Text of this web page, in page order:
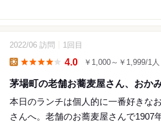
12
2022/06 訪問 1回目
4.0 ￥1,000～￥1,999/1人
茅場町の老舗お蕎麦屋さん、おか
本日のランチは個人的に一番好きな
さんへ。老舗のお蕎麦屋さんで1907